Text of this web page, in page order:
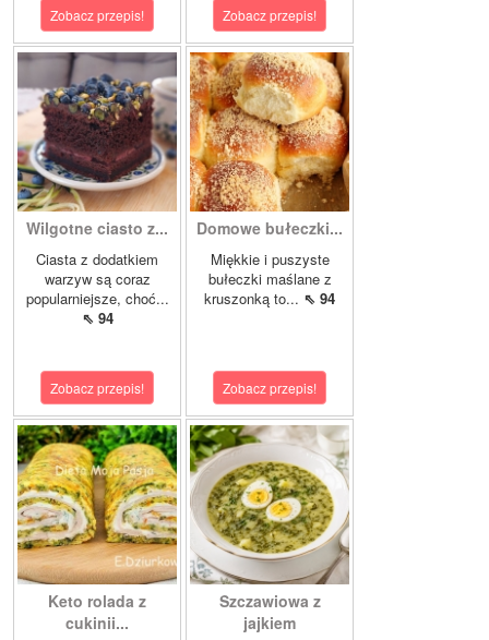
Zobacz przepis! Zobacz przepis!
Wilgotne ciasto z...
Ciasta z dodatkiem
warzyw są coraz
popularniejsze, choć...
⇖ 94
Zobacz przepis!
Domowe bułeczki...
Miękkie i puszyste
bułeczki maślane z
kruszonką to... ⇖ 94
Zobacz przepis!
Keto rolada z
cukinii...
Szczawiowa z
jajkiem